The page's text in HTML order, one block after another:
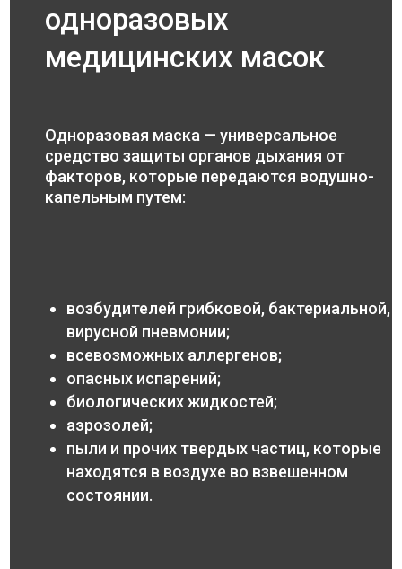
одноразовых
медицинских масок
Одноразовая маска — универсальное
средство защиты органов дыхания от
факторов, которые передаются водушно-
капельным путем:
возбудителей грибковой, бактериальной,
вирусной пневмонии;
всевозможных аллергенов;
опасных испарений;
биологических жидкостей;
аэрозолей;
пыли и прочих твердых частиц, которые
находятся в воздухе во взвешенном
состоянии.